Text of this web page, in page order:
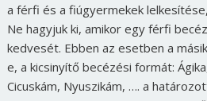
a férfi és a fiúgyermekek
Ne hagyjuk ki, amikor egy férfi
kedvesét. Ebben az esetben a
e, a kicsinyítő becézési formát:
Cicuskám, Nyuszikám, …. a